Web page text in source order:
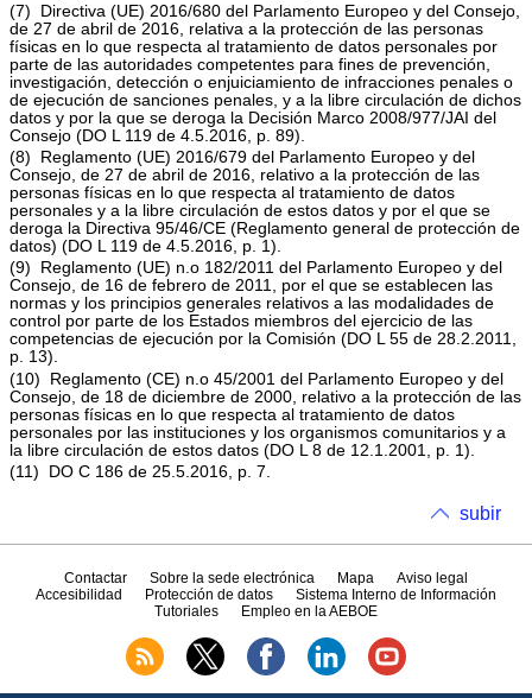
(7) Directiva (UE) 2016/680 del Parlamento Europeo y del Consejo,
de 27 de abril de 2016, relativa a la protección de las personas
físicas en lo que respecta al tratamiento de datos personales por
parte de las autoridades competentes para fines de prevención,
investigación, detección o enjuiciamiento de infracciones penales o
de ejecución de sanciones penales, y a la libre circulación de dichos
datos y por la que se deroga la Decisión Marco 2008/977/JAI del
Consejo (DO L 119 de 4.5.2016, p. 89).
(8) Reglamento (UE) 2016/679 del Parlamento Europeo y del
Consejo, de 27 de abril de 2016, relativo a la protección de las
personas físicas en lo que respecta al tratamiento de datos
personales y a la libre circulación de estos datos y por el que se
deroga la Directiva 95/46/CE (Reglamento general de protección de
datos) (DO L 119 de 4.5.2016, p. 1).
(9) Reglamento (UE) n.o 182/2011 del Parlamento Europeo y del
Consejo, de 16 de febrero de 2011, por el que se establecen las
normas y los principios generales relativos a las modalidades de
control por parte de los Estados miembros del ejercicio de las
competencias de ejecución por la Comisión (DO L 55 de 28.2.2011,
p. 13).
(10) Reglamento (CE) n.o 45/2001 del Parlamento Europeo y del
Consejo, de 18 de diciembre de 2000, relativo a la protección de las
personas físicas en lo que respecta al tratamiento de datos
personales por las instituciones y los organismos comunitarios y a
la libre circulación de estos datos (DO L 8 de 12.1.2001, p. 1).
(11) DO C 186 de 25.5.2016, p. 7.
subir
Contactar Sobre la sede electrónica Mapa
Aviso legal
Accesibilidad
Protección de datos
Sistema Interno de Información
Tutoriales
Empleo en la AEBOE